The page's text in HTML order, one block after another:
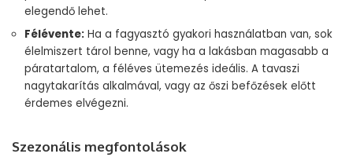
elegendő lehet.
Félévente: Ha a fagyasztó gyakori használatban van, sok
élelmiszert tárol benne, vagy ha a lakásban magasabb a
páratartalom, a féléves ütemezés ideális. A tavaszi
nagytakarítás alkalmával, vagy az őszi befőzések előtt
érdemes elvégezni.
Szezonális megfontolások